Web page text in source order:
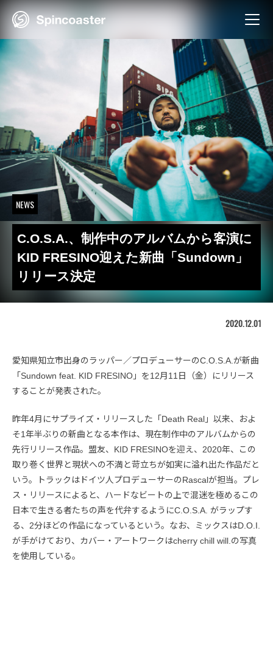
Skip
NEWS
C.O.S.A.、制作中のアルバムから客演に
KID FRESINO迎えた新曲「Sundown」
リリース決定
2020.12.01
愛知県知立市出身のラッパー／プロデューサーのC.O.S.A.が新曲
「Sundown feat. KID FRESINO」を12月11日（金）にリリース
することが発表された。
昨年4月にサプライズ・リリースした「Death Real」以来、およ
そ1年半ぶりの新曲となる本作は、現在制作中のアルバムからの
先行リリース作品。盟友、KID FRESINOを迎え、2020年、この
取り巻く世界と現状への不満と苛立ちが如実に溢れ出た作品だと
いう。トラックはドイツ人プロデューサーのRascalが担当。プレ
ス・リリースによると、ハードなビートの上で混迷を極めるこの
日本で生きる者たちの声を代弁するようにC.O.S.A. がラップす
る、2分ほどの作品になっているという。なお、ミックスはD.O.I.
が手がけており、カバー・アートワークはcherry chill will.の写真
を使用している。